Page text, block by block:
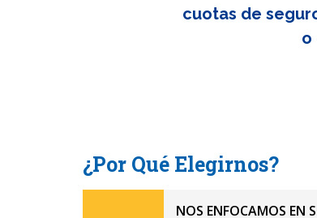
cuotas de
o
¿Por Qué Elegirnos?
NOS ENFOCAMOS EN